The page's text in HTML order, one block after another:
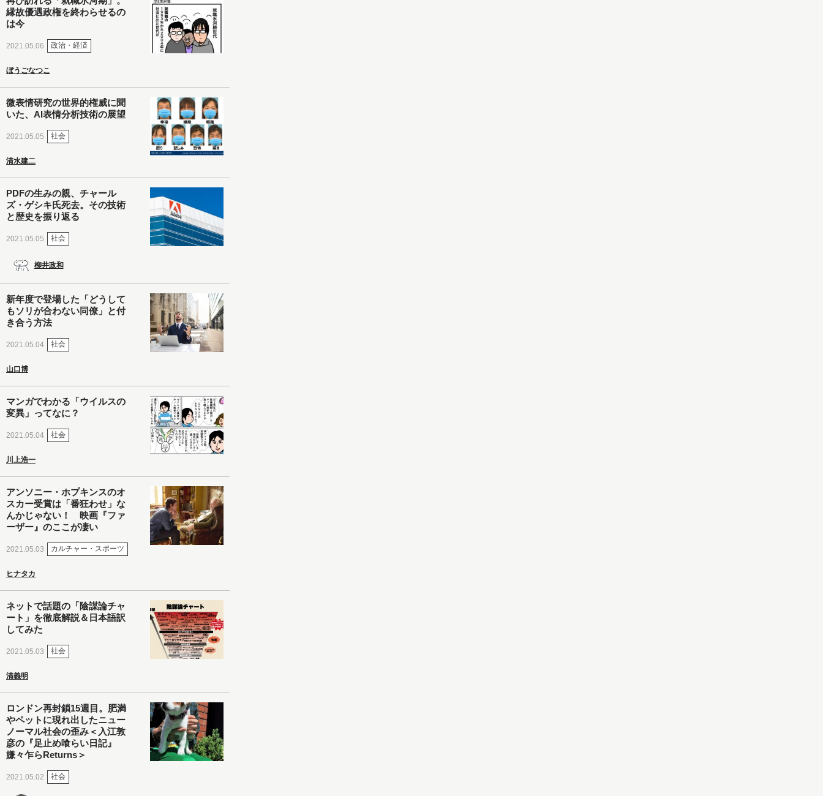
縁故優遇政権を終わらせるの
は今
2021.05.06 政治・経済
ぼうごなつこ
微表情研究の世界的権威に聞
いた、AI表情分析技術の展望
2021.05.05 社会
清水建二
PDFの生みの親、チャール
ズ・ゲシキ氏死去。その技術
と歴史を振り返る
2021.05.05 社会
柳井政和
新年度で登場した「どうして
もソリが合わない同僚」と付
き合う方法
2021.05.04 社会
山口博
マンガでわかる「ウイルスの
変異」ってなに？
2021.05.04 社会
川上浩一
アンソニー・ホプキンスのオ
スカー受賞は「番狂わせ」な
んかじゃない！ 映画『ファ
ーザー』のここが凄い
2021.05.03 カルチャー・スポーツ
ヒナタカ
ネットで話題の「陰謀論チャ
ート」を徹底解説＆日本語訳
してみた
2021.05.03 社会
清義明
ロンドン再封鎖15週目。肥満
やペットに現れ出したニュー
ノーマル社会の歪み＜入江敦
彦の『足止め喰らい日記』
嫌々乍らReturns＞
2021.05.02 社会